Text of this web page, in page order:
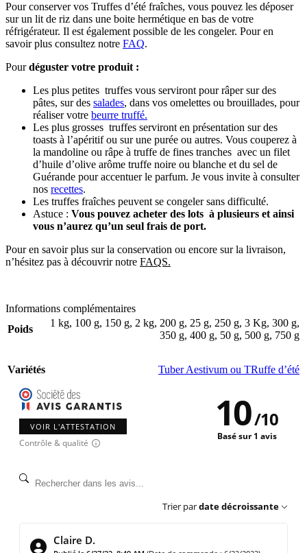
Pour conserver vos Truffes d’été fraîches, vous pouvez les déposer
sur un lit de riz dans une boite hermétique en bas de votre
réfrigérateur. Il est également possible de les congeler. Pour en
savoir plus consultez notre FAQ.
Pourdéguster votre produit :
Les plus petites truffes vous serviront pour râper sur des
pâtes, sur des salades, dans vos omelettes ou brouillades, pour
réaliser votre beurre truffé.
Les plus grosses truffes serviront en présentation sur des
toasts à l’apéritif ou sur une purée ou autres. Vous couperez à
la mandoline ou râpe à truffe de fines tranches avec un filet
d’huile d’olive arôme truffe noire ou blanche et du sel de
Guérande pour accentuer le parfum. Je vous invite à consulter
nos recettes.
Les truffes fraîches peuvent se congeler sans difficulté.
Astuce : Vous pouvez acheter des lots à plusieurs et ainsi
vous n’aurez qu’un seul frais de port.
Pour en savoir plus sur la conservation ou encore sur la livraison,
n’hésitez pas à découvrir notre FAQS.
Informations complémentaires
Poids
1 kg, 100 g, 150 g, 2 kg, 200 g, 25 g, 250 g, 3 Kg, 300 g,
350 g, 400 g, 50 g, 500 g, 750 g
Variétés Tuber Aestivum ou TRuffe d’été
VOIR L'ATTESTATION
Contrôle & qualité
10/10
Basé sur 1 avis
Trier pardate décroissante
Claire D.